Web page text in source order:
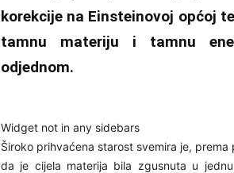
korekcije na Einsteinovoj općoj
tamnu materiju i tamnu
odjednom.
Widget not in any sidebars
Široko prihvaćena starost svemira je,
da je cijela materija bila zgusnuta u